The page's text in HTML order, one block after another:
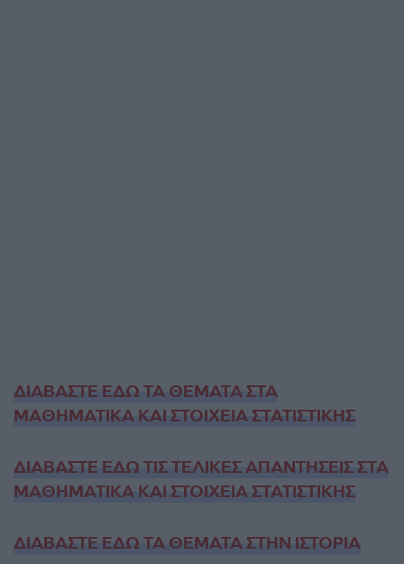
ΔΙΑΒΑΣΤΕ ΕΔΩ ΤΑ ΘΕΜΑΤΑ ΣΤΑ
ΜΑΘΗΜΑΤΙΚΑ ΚΑΙ ΣΤΟΙΧΕΙΑ ΣΤΑΤΙΣΤΙΚΗΣ
ΔΙΑΒΑΣΤΕ ΕΔΩ ΤΙΣ ΤΕΛΙΚΕΣ ΑΠΑΝΤΗΣΕΙΣ ΣΤΑ
ΜΑΘΗΜΑΤΙΚΑ ΚΑΙ ΣΤΟΙΧΕΙΑ ΣΤΑΤΙΣΤΙΚΗΣ
ΔΙΑΒΑΣΤΕ ΕΔΩ ΤΑ ΘΕΜΑΤΑ ΣΤΗΝ ΙΣΤΟΡΙΑ